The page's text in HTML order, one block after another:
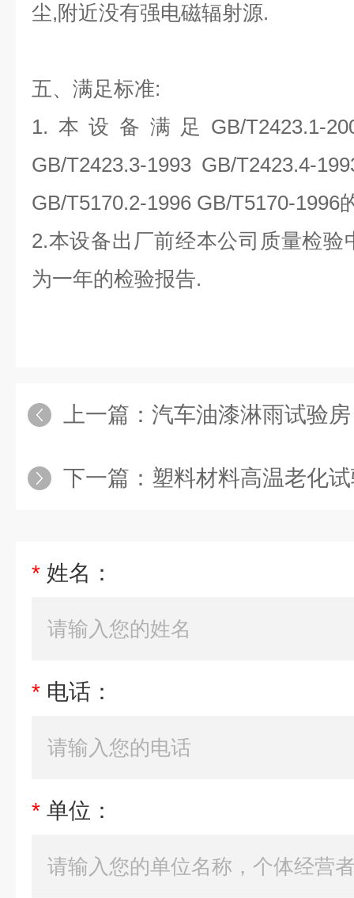
尘,附近没有强电磁辐射源.
五、满足标准:
1.本设备满足GB/T2423.1-
GB/T2423.3-1993 GB/T2423.4-
GB/T5170.2-1996 GB/T5170-1996
2.本设备出厂前经本公司质量检
为一年的检验报告.
上一篇： 汽车油漆淋雨试验
下一篇： 塑料材料高温老化
* 姓名：
* 电话：
* 单位：